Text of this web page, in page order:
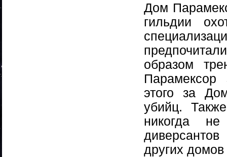
Дом
гильдии
образом
Парамексор
этого за
убийц.
никогда
других